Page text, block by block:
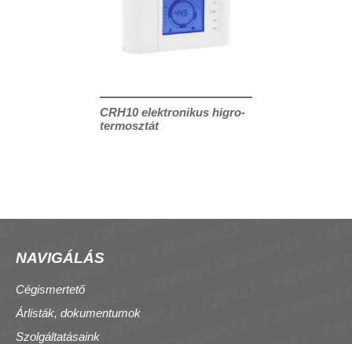
CRH10 elektronikus higro-
termosztát
NAVIGÁLÁS
Cégismertető
Árlisták, dokumentumok
Szolgáltatásaink